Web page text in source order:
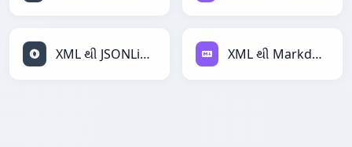
XML થી JSONLines XML થી Markdown